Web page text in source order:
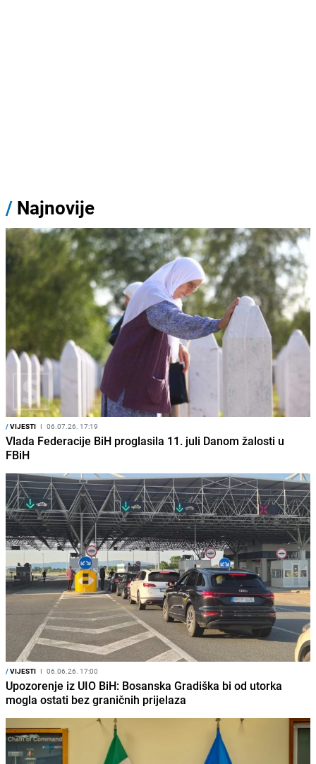
/ Najnovije
/VIJESTI I 06.07.26. 17:19
Vlada Federacije BiH proglasila 11. juli Danom žalosti u
FBiH
/VIJESTI I 06.06.26. 17:00
Upozorenje iz UIO BiH: Bosanska Gradiška bi od utorka
mogla ostati bez graničnih prijelaza